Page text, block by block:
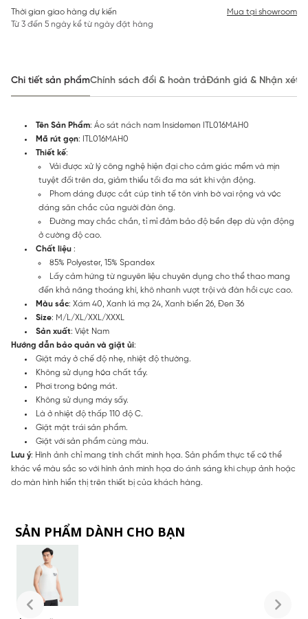
Thời gian giao hàng dự kiến
Từ 3 đến 5 ngày kể từ ngày đặt hàng
Mua tại showroom
Chi tiết sản phẩmChính sách đổi & hoàn trảĐánh giá & Nhận xét
Tên Sản Phẩm: Áo sát nách nam Insidemen ITL016MAH0
Mã rút gọn: ITL016MAH0
Thiết kế:
Vải được xử lý công nghệ hiện đại cho cảm giác mềm và mịn
tuyệt đối trên da, giảm thiểu tối đa ma sát khi vận động.
Phom dáng được cắt cúp tinh tế tôn vinh bờ vai rộng và vóc
dáng săn chắc của người đàn ông.
Đường may chắc chắn, tỉ mỉ đảm bảo độ bền đẹp dù vận động
ở cường độ cao.
Chất liệu :
85% Polyester, 15% Spandex
Lấy cảm hứng từ nguyên liệu chuyên dụng cho thể thao mang
đến khả năng thoáng khí, khô nhanh vượt trội và đàn hồi cực cao.
Màu sắc: Xám 40, Xanh lá mạ 24, Xanh biển 26, Đen 36
Size: M/L/XL/XXL/XXXL
Sản xuất: Việt Nam
Hướng dẫn bảo quản và giặt ủi:
Giặt máy ở chế độ nhẹ, nhiệt độ thường.
Không sử dụng hóa chất tẩy.
Phơi trong bóng mát.
Không sử dụng máy sấy.
Là ở nhiệt độ thấp 110 độ C.
Giặt mặt trái sản phẩm.
Giặt với sản phẩm cùng màu.
Lưu ý: Hình ảnh chỉ mang tính chất minh họa. Sản phẩm thực tế có thể
khác về màu sắc so với hình ảnh minh họa do ánh sáng khi chụp ảnh hoặc
do màn hình hiển thị trên thiết bị của khách hàng.
SẢN PHẨM DÀNH CHO BẠN